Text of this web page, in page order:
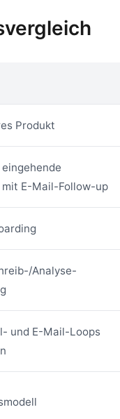
Produkt
E-Mail-Follow-up
Analyse-
und E-Mail-Loops